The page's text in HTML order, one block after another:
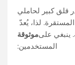
قلق كبير لحاملي
لذا، يُعدّ
موثوقةينبغي على
المستخدمين: